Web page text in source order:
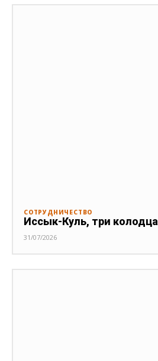
СОТРУДНИЧЕСТВО
Иссык-Куль, три колодца
31/07/2026